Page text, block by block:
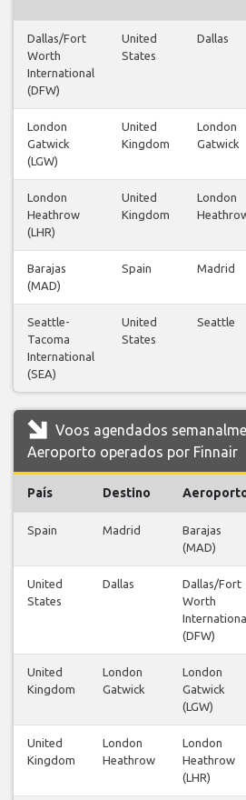
Dallas/Fort
Worth
International
(DFW)
United
States
Dallas
London
Gatwick
(LGW)
United
Kingdom
London
Gatwick
London
Heathrow
(LHR)
United
Kingdom
London
Barajas
(MAD)
Spain Madrid
Seattle-
Tacoma
International
(SEA)
United
States
Seattle
Voos agendados
Aeroporto operados por Finnair
País Destino
Spain Madrid
Barajas
(MAD)
United
States
Dallas
Dallas/Fort
Worth
(DFW)
United
Kingdom
London
Gatwick
London
Gatwick
(LGW)
United
Kingdom
London
Heathrow
London
Heathrow
(LHR)